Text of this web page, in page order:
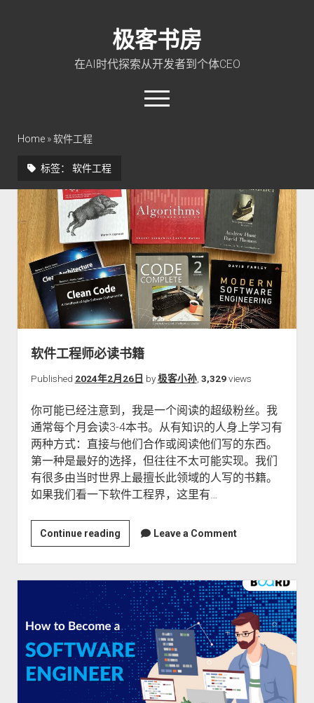
极客书房
在AI时代探索从开发者到个体CEO
open
menu
Go 入门教程
PHP 全栈指南
玩转 ChatGPT
软件工程
成长思维
极客智坊文档
关于本站
Home»软件工程
标签： 软件工程
软件工程师必读书籍
Published 2024年2月26日 by极客小孙, 3,329views
你可能已经注意到，我是一个阅读的超级粉丝。我
通常每个月会读3-4本书。从有知识的人身上学习有
两种方式：直接与他们合作或阅读他们写的东西。
第一种是最好的选择，但往往不太可能实现。我们
有很多由当时世界上最擅长此领域的人写的书籍。
如果我们看一下软件工程界，这里有…
Continue reading软
件
工
程
师
必
读
书
籍
Leave a Comment